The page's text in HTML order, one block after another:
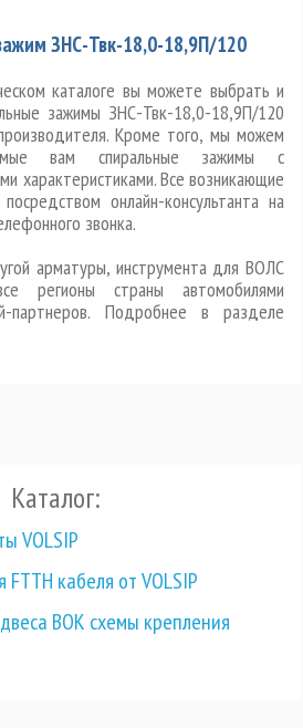
ЗНС-Твк-18,0-18,9П/120
каталоге вы можете выбрать и
зажимы ЗНС-Твк-18,0-18,9П/120
Кроме того, мы можем
вам спиральные зажимы с
характеристиками. Все возникающие
онлайн-консультанта на
звонка.
арматуры, инструмента для ВОЛС
регионы страны автомобилями
партнеров. Подробнее в разделе
Каталог:
VOLSIP
кабеля от VOLSIP
ВОК схемы крепления